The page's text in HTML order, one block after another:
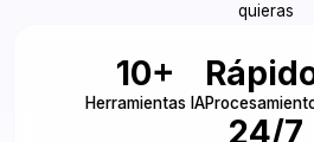
quieras
10+
Herramientas IA
24/7